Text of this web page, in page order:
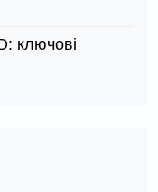
ключові